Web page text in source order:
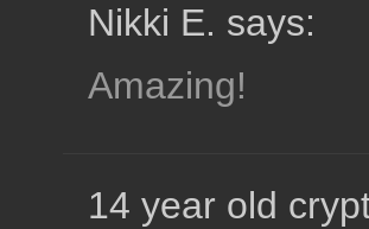
Nikki E. says:
Amazing!
14 year old